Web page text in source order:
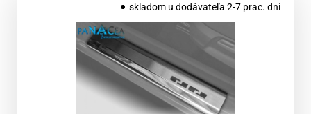
skladom u dodávateľa 2-7 prac. dní